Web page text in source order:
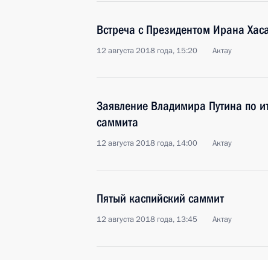
Встреча с Президентом Ирана
12 августа 2018 года, 15:20 Актау
Заявление Владимира Путина по
саммита
12 августа 2018 года, 14:00 Актау
Пятый каспийский саммит
12 августа 2018 года, 13:45 Актау